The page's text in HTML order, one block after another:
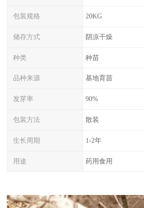
包装规格 20KG
储存方式 阴凉干燥
种类 种苗
品种来源 基地育苗
发芽率 90%
包装方法 散装
生长周期 1-2年
用途 药用食用